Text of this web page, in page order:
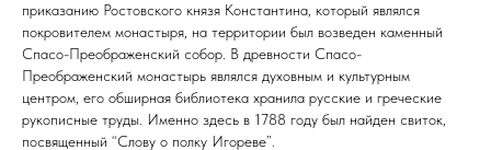
приказанию Ростовского князя Константина, который являлся
покровителем монастыря, на территории был возведен каменный
Спасо-Преображенский собор. В древности Спасо-
Преображенский монастырь являлся духовным и культурным
центром, его обширная библиотека хранила русские и греческие
рукописные труды. Именно здесь в 1788 году был найден свиток,
посвященный “Слову о полку Игореве”.